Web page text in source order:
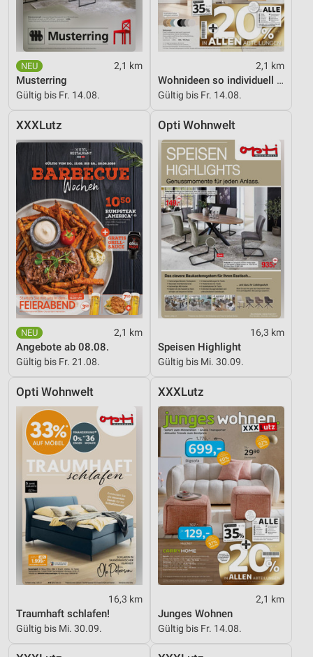
2,1 km
Musterring
Gültig bis Fr. 14.08.
2,1 km
Wohnideen so individuell wie du!
Gültig bis Fr. 14.08.
XXXLutz
2,1 km
Angebote ab 08.08.
Gültig bis Fr. 21.08.
Opti Wohnwelt
16,3 km
Speisen Highlight
Gültig bis Mi. 30.09.
Opti Wohnwelt
16,3 km
Traumhaft schlafen!
Gültig bis Mi. 30.09.
XXXLutz
2,1 km
Junges Wohnen
Gültig bis Fr. 14.08.